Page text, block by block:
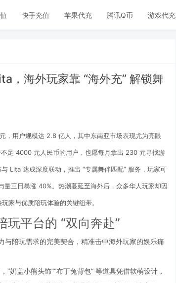
快手充值 苹果代充 腾讯Q币 游戏代充
，海外玩家靠 “海外充” 解锁舞
，用户规模达 2.8 亿人，其中东南亚市场表现尤为亮眼
足 4000 元人民币的用户，也愿每月拿出 230 元寻找游
Lita 达成深度联动，推出 “专属舞伴匹配” 服务，玩家可
三日暴涨 40%。热潮蔓延至海外后，众多华人玩家却因
家与优质陪玩体验的关键纽带。
平台的 “双向奔赴”
陪玩需求的完美契合，精准击中海外玩家的娱乐痛
“奶盖小熊头饰”“布丁兔背包” 等道具凭借软萌设计，